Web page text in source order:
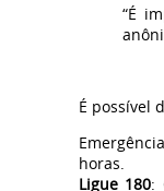
“É
É possível
horas.
Ligue 180: